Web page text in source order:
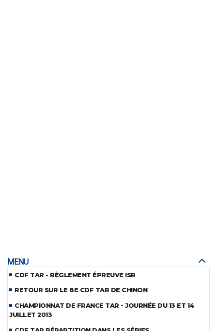
MENU
CDF TAR - RÈGLEMENT ÉPREUVE ISR
RETOUR SUR LE 8E CDF TAR DE CHINON
CHAMPIONNAT DE FRANCE TAR - JOURNÉE DU 13 ET 14
JUILLET 2013